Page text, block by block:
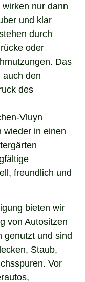
nur dann
und klar
durch
oder
Das
auch den
des
Vluyn
wieder in einen
freundlich und
bieten wir
von Autositzen
genutzt und sind
Staub,
Vor